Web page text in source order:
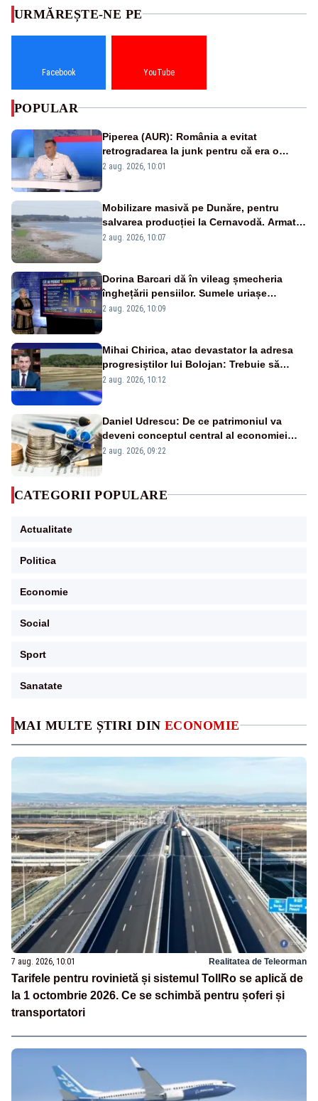
MAI MULTE ȘTIRI DIN ECONOMIE
7 aug. 2026, 10:01 Realitatea de Teleorman
Tarifele pentru rovinietă și sistemul TollRo se aplică de
la 1 octombrie 2026. Ce se schimbă pentru șoferi și
transportatori
URMĂREȘTE-NE PE
Facebook YouTube
POPULAR
Piperea (AUR): România a evitat
retrogradarea la junk pentru că era o
catastrofă pentru bănci și fondurile de
2 aug. 2026, 10:01
Mobilizare masivă pe Dunăre, pentru
salvarea producției la Cernavodă. Armata
va detona o stâncă și va devia apa
2 aug. 2026, 10:07
Dorina Barcari dă în vileag șmecheria
înghețării pensiilor. Sumele uriașe
pierdute de fiecare român
2 aug. 2026, 10:09
Mihai Chirica, atac devastator la adresa
progresiștilor lui Bolojan: Trebuie să
protejăm și natura, dar nu șținem omaneii
2 aug. 2026, 10:12
Daniel Udrescu: De ce patrimoniul va
deveni conceptul central al economiei
viitoare?
2 aug. 2026, 09:22
CATEGORII POPULARE
Actualitate
Politica
Economie
Social
Sport
Sanatate